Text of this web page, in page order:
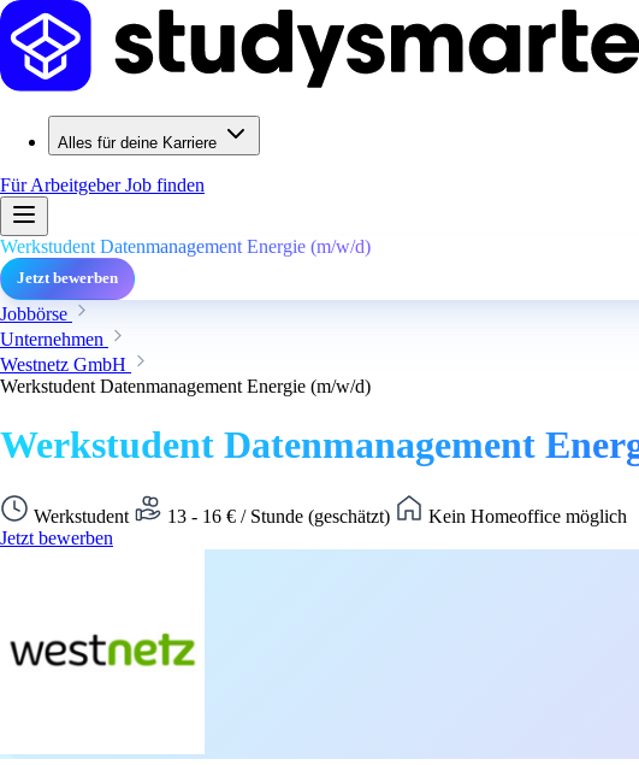
Alles für deine Karriere
Für ArbeitgeberJob finden
Werkstudent Datenmanagement Energie (m/w/d)
Jetzt bewerben
Jobbörse
Unternehmen
Westnetz GmbH
Werkstudent Datenmanagement Energie (m/w/d)
Werkstudent Datenmanagement
Werkstudent 13 - 16 € / Stunde (geschätzt)
Kein Homeoffice möglich
Jetzt bewerben